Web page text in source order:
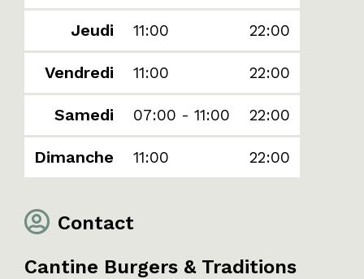
Jeudi 11:00 22:00
Vendredi 11:00 22:00
Samedi 07:00 - 11:00 22:00
Dimanche 11:00 22:00
Contact
Cantine Burgers & Traditions